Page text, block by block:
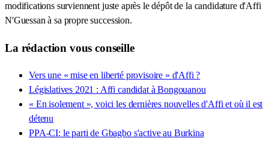
modifications surviennent juste après le dépôt de la candidature d'Affi
N'Guessan à sa propre succession.
La rédaction vous conseille
Vers une « mise en liberté provisoire » d'Affi ?
Législatives 2021 : Affi candidat à Bongouanou
« En isolement », voici les dernières nouvelles d'Affi et où il est
détenu
PPA-CI: le parti de Gbagbo s'active au Burkina